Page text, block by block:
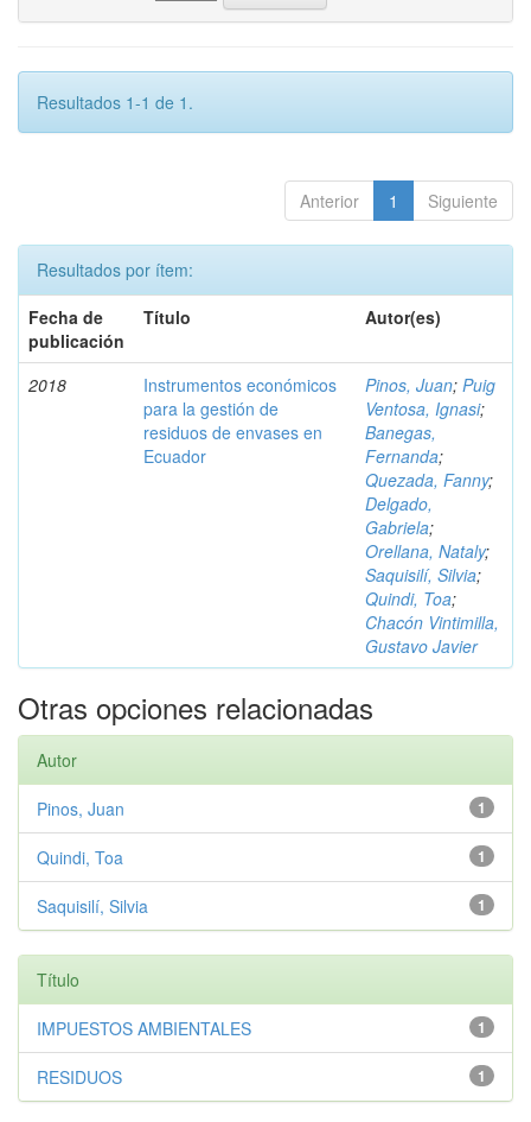
Resultados 1-1 de 1.
Anterior 1 Siguiente
Resultados por ítem:
Fecha de
publicación
Título Autor(es)
2018
Instrumentos económicos
para la gestión de
residuos de envases en
Ecuador
Pinos, Juan; Puig
Ventosa, Ignasi;
Banegas,
Fernanda;
Quezada, Fanny;
Delgado,
Gabriela;
Orellana, Nataly;
Saquisilí, Silvia;
Quindi, Toa;
Chacón Vintimilla,
Gustavo Javier
Otras opciones relacionadas
Autor
1
Pinos, Juan
1
Quindi, Toa
1
Saquisilí, Silvia
Título
1
IMPUESTOS AMBIENTALES
1
RESIDUOS